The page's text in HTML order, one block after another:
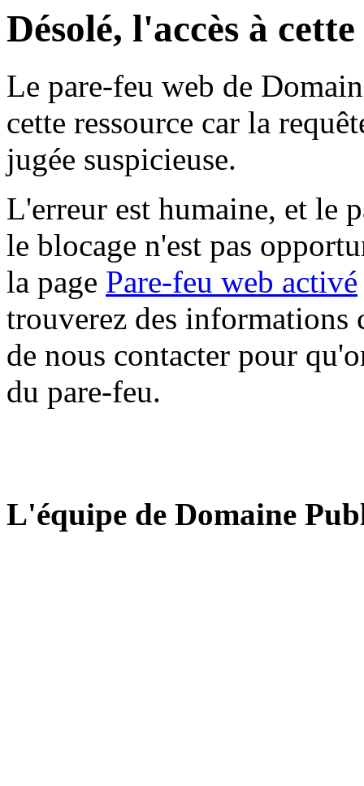
Désolé, l'accès à
Le pare-feu web de
cette ressource car la
jugée suspicieuse.
L'erreur est humaine, et le
le blocage n'est pas
la page Pare-feu web activé
trouverez des informations
de nous contacter pour
du pare-feu.
L'équipe de Domaine